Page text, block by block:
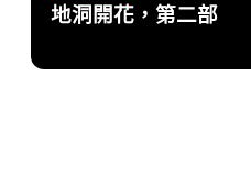
地洞開花，第二部